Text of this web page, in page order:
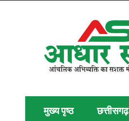
मुख्य पृष्ठ छत्तीसगढ़